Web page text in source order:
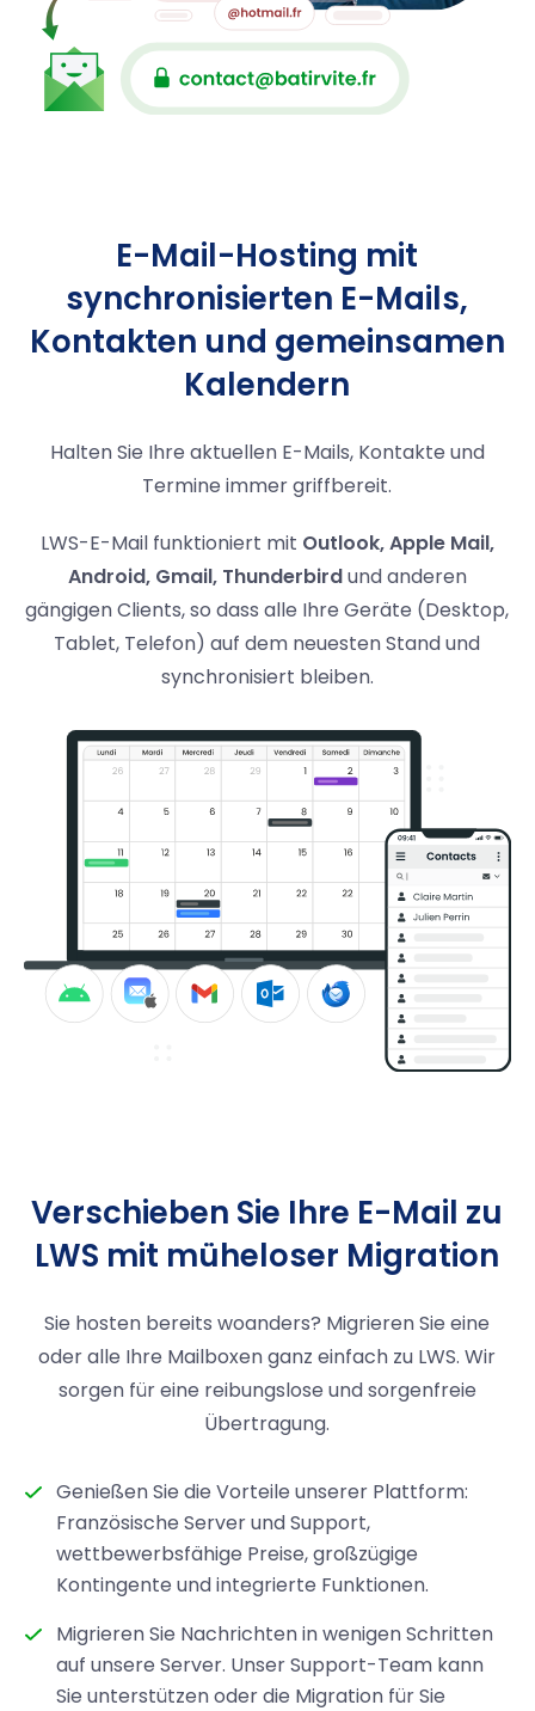
E-Mail-Hosting mit
synchronisierten E-Mails,
Kontakten und gemeinsamen
Kalendern
Halten Sie Ihre aktuellen E-Mails, Kontakte und
Termine immer griffbereit.
LWS-E-Mail funktioniert mit Outlook, Apple Mail,
Android, Gmail, Thunderbirdund anderen
gängigen Clients, so dass alle Ihre Geräte (Desktop,
Tablet, Telefon) auf dem neuesten Stand und
synchronisiert bleiben.
Verschieben Sie Ihre E-Mail zu
LWS mit müheloser Migration
Sie hosten bereits woanders? Migrieren Sie eine
oder alle Ihre Mailboxen ganz einfach zu LWS. Wir
sorgen für eine reibungslose und sorgenfreie
Übertragung.
Genießen Sie die Vorteile unserer Plattform:
Französische Server und Support,
wettbewerbsfähige Preise, großzügige
Kontingente und integrierte Funktionen.
Migrieren Sie Nachrichten in wenigen Schritten
auf unsere Server. Unser Support-Team kann
Sie unterstützen oder die Migration für Sie